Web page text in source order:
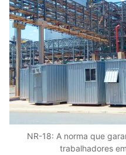
NR-18: A norma que
trabalhadores